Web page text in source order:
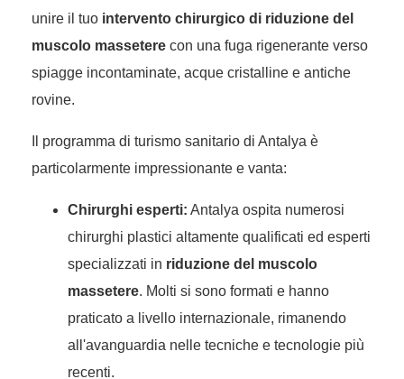
unire il tuo intervento chirurgico di riduzione del
muscolo massetere con una fuga rigenerante verso
spiagge incontaminate, acque cristalline e antiche
rovine.
Il programma di turismo sanitario di Antalya è
particolarmente impressionante e vanta:
Chirurghi esperti: Antalya ospita numerosi
chirurghi plastici altamente qualificati ed esperti
specializzati in riduzione del muscolo
massetere. Molti si sono formati e hanno
praticato a livello internazionale, rimanendo
all'avanguardia nelle tecniche e tecnologie più
recenti.